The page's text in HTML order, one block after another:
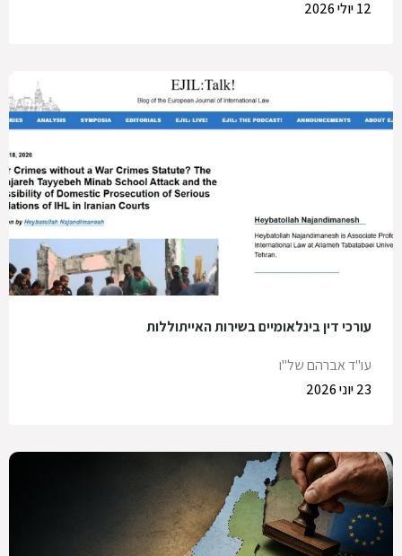
12 יולי 2026
עורכי דין בינלאומיים בשירות האייתוללות
עו"ד אברהם של"ו
23 יוני 2026